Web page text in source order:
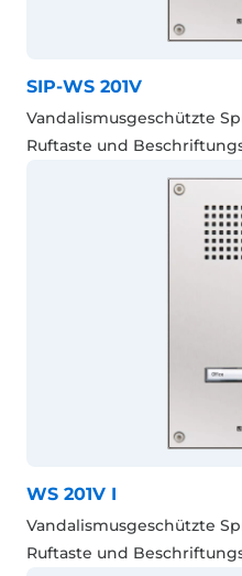
SIP-WS 201V
Vandalismusgeschützte
Ruftaste und
WS 201V I
Vandalismusgeschützte
Ruftaste und